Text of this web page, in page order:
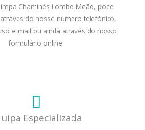
Chaminés Lombo Meão, pode
do nosso número telefónico,
e-mail ou ainda através do nosso
formulário online.
Especializada